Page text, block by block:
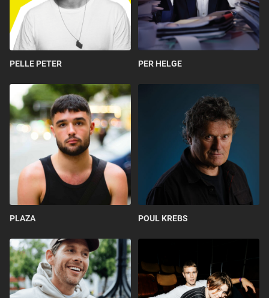
PELLE PETER PER HELGE
PLAZA POUL KREBS